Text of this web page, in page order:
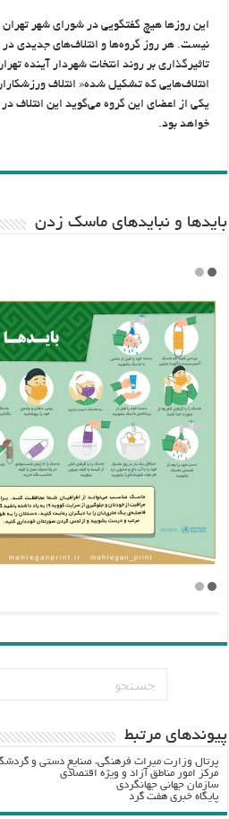
این روزها هیچ‌ گفتگویی در شورای شهر تهران
نیست. هر روز گروه‌ها و ائتلاف‌های جدیدی
تاثیرگذاری بر روند انتخات شهردار آینده
ائتلاف‌هایی که تشکیل شده« ائتلاف‌
یکی از اعضای این گروه می‌گوید این ائتلاف‌ در
خواهد بود.
باید‌ها و نبایدهای ماسک زدن
پيوندهاي مرتبط
پرتال وزارت ميراث فرهنگي، صنایع دستی و
مرکز امور مناطق آزاد و ویژه اقتصادی
سازمان جهانی جهانگردی
پایگاه خبری هفت گرد